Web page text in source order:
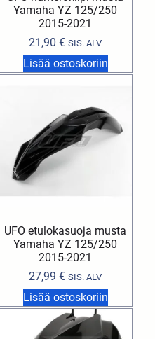
Yamaha YZ 125/250
2015-2021
21,90€ SIS. ALV
Lisää ostoskoriin
UFO etulokasuoja musta
Yamaha YZ 125/250
2015-2021
27,99€ SIS. ALV
Lisää ostoskoriin